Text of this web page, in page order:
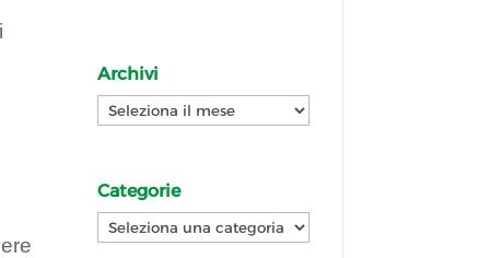
Archivi
Archivi
Categorie
Categorie